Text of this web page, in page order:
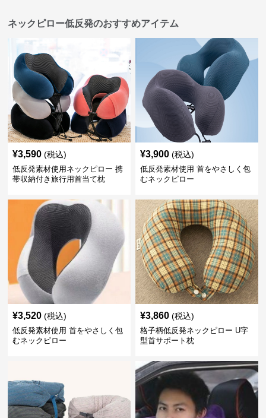
ネックピロー低反発のおすすめアイテム
¥3,590 (税込)
低反発素材使用ネックピロー 携
帯収納付き旅行用首当て枕
¥3,900 (税込)
低反発素材使用 首をやさしく包
むネックピロー
¥3,520 (税込)
低反発素材使用 首をやさしく包
むネックピロー
¥3,860 (税込)
格子柄低反発ネックピロー U字
型首サポート枕